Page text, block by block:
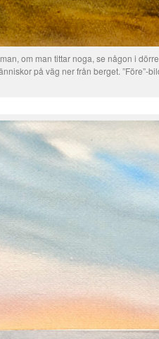
om man tittar noga, se någon i
på väg ner från berget. ”Före”-